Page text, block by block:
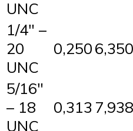
UNC
1/4″ –
20
UNC
0,2506,350
5/16″
– 18
UNC
0,313 7,938